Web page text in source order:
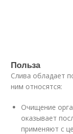
Польза
Слива обладает
ним относятся:
Очищение
оказывает
применяют с